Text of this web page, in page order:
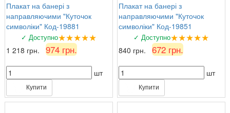
Плакат на банері з
направляючими "Куточок
символіки" Код-19881
✓ Доступно★★★★★
1 218 грн. 974 грн.
шт
Купити
Плакат на банері з
направляючими "Куточок
символіки" Код-19851
✓ Доступно★★★★★
840 грн. 672 грн.
шт
Купити